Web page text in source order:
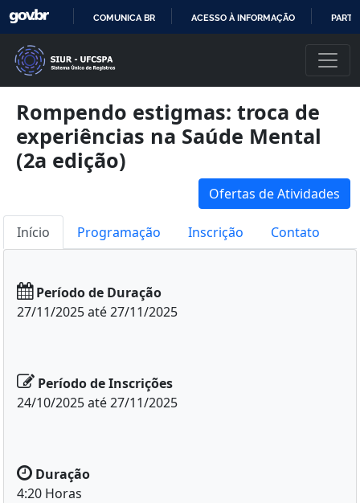
COMUNICA BR ACESSO À INFORMAÇÃO
Rompendo estigmas: troca de
experiências na Saúde Mental
(2a edição)
Ofertas de Atividades
Início Programação Inscrição Contato
Período de Duração
27/11/2025 até 27/11/2025
Período de Inscrições
24/10/2025 até 27/11/2025
Duração
4:20 Horas